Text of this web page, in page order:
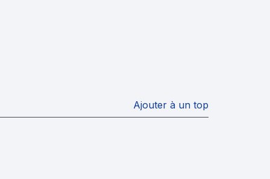
Ajouter à un top